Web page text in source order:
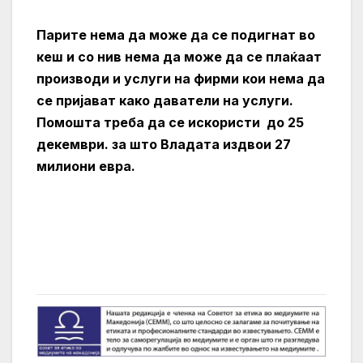
Парите нема да може да се подигнат во
кеш и со нив нема да може да се плаќаат
производи и услуги на фирми кои нема да
се пријават како даватели на услуги.
Помошта треба да се искористи до 25
декември. за што Владата издвои 27
милиони евра.